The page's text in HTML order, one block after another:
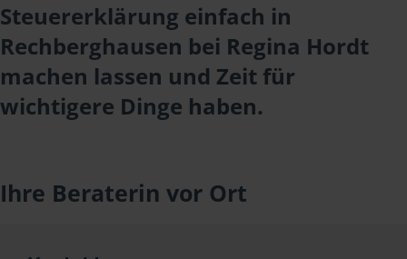
Steuererklärung einfach in
Rechberghausen bei Regina Hordt
machen lassen und Zeit für
wichtigere Dinge haben.
Ihre Beraterin vor Ort